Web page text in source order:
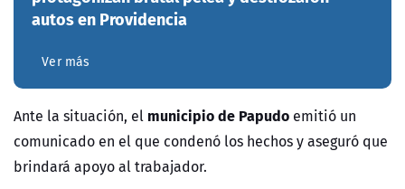
autos en Providencia
Ver más
Ante la situación, el municipio de Papudo emitió un
comunicado en el que condenó los hechos y aseguró que
brindará apoyo al trabajador.